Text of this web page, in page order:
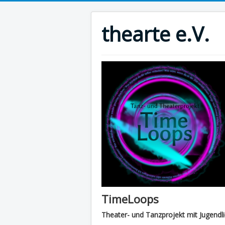
thearte e.V.
TimeLoops
Theater- und Tanzprojekt mit